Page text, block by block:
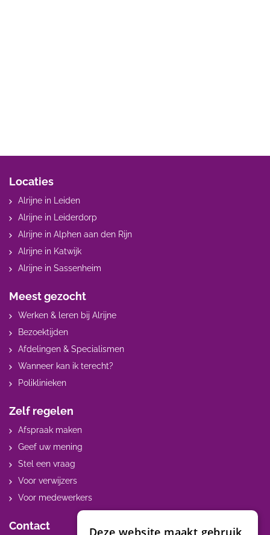
Locaties
Alrijne in Leiden
Alrijne in Leiderdorp
Alrijne in Alphen aan den Rijn
Alrijne in Katwijk
Alrijne in Sassenheim
Meest gezocht
Werken & leren bij Alrijne
Bezoektijden
Afdelingen & Specialismen
Wanneer kan ik terecht?
Poliklinieken
Zelf regelen
Afspraak maken
Geef uw mening
Stel een vraag
Voor verwijzers
Voor medewerkers
Contact Deze website maakt gebruik